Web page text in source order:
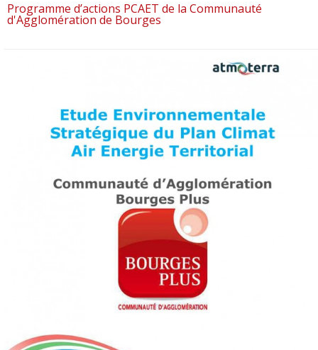
Programme d’actions PCAET de la Communauté
d'Agglomération de Bourges